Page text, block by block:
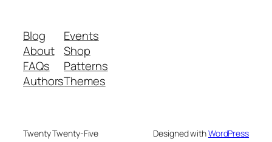
Blog
About
FAQs
Authors
Events
Shop
Patterns
Themes
Twenty Twenty-Five Designed withWordPress